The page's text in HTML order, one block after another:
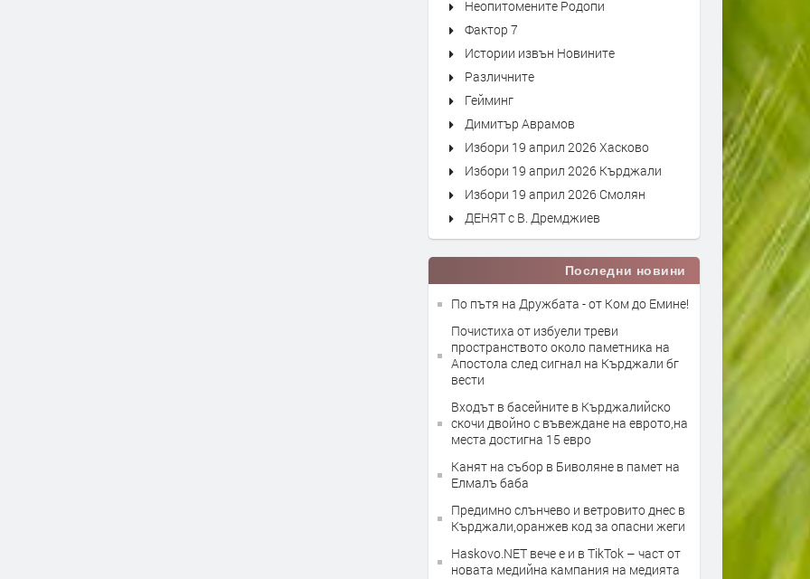
Неопитомените Родопи
Фактор 7
Истории извън Новините
Различните
Гейминг
Димитър Аврамов
Избори 19 април 2026 Хасково
Избори 19 април 2026 Кърджали
Избори 19 април 2026 Смолян
ДЕНЯТ с В. Дремджиев
Последни новини
По пътя на Дружбата - от Ком до Емине!
Почистиха от избуели треви
пространството около паметника на
Апостола след сигнал на Кърджали бг
вести
Входът в басейните в Кърджалийско
скочи двойно с въвеждане на еврото,на
места достигна 15 евро
Канят на събор в Биволяне в памет на
Елмалъ баба
Предимно слънчево и ветровито днес в
Кърджали,оранжев код за опасни жеги
Haskovo.NET вече е и в TikTok – част от
новата медийна кампания на медията